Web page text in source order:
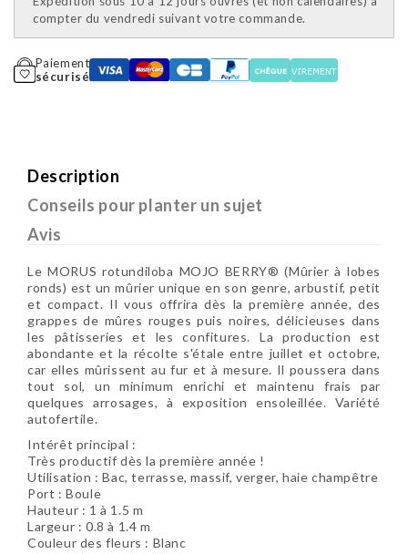
compter du vendredi suivant votre commande.
Paiement
sécurisé
Description
Conseils pour planter un sujet
Avis
Le MORUS rotundiloba MOJO BERRY® (Mûrier à lobes
ronds) est un mûrier unique en son genre, arbustif, petit
et compact. Il vous offrira dès la première année, des
grappes de mûres rouges puis noires, délicieuses dans
les pâtisseries et les confitures. La production est
abondante et la récolte s'étale entre juillet et octobre,
car elles mûrissent au fur et à mesure. Il poussera dans
tout sol, un minimum enrichi et maintenu frais par
quelques arrosages, à exposition ensoleillée. Variété
autofertile.
Intérêt principal :
Très productif dès la première année !
Utilisation : Bac, terrasse, massif, verger, haie champêtre
Port : Boule
Hauteur : 1 à 1.5 m
Largeur : 0.8 à 1.4 m
Couleur des fleurs : Blanc